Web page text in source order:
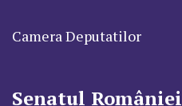
Camera Deputatilor
Senatul României